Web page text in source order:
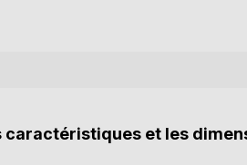
caractéristiques et les